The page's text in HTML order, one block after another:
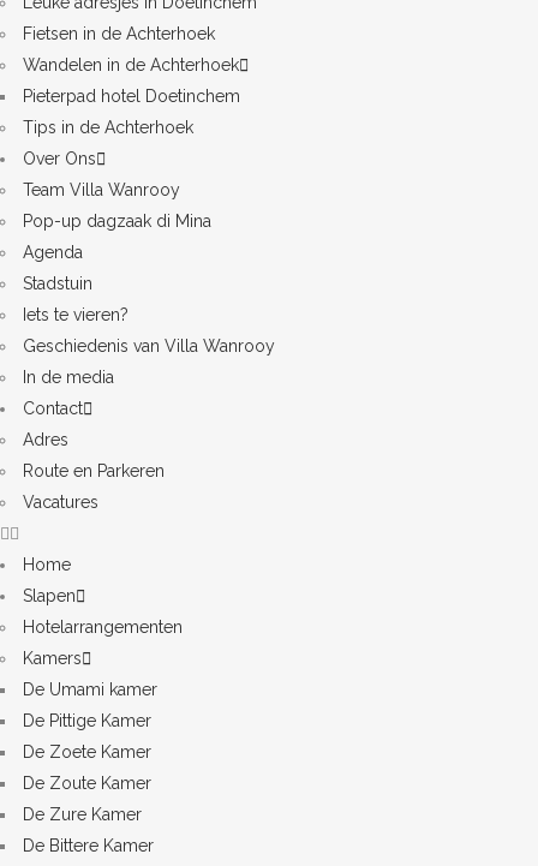
Fietsen in de Achterhoek
Wandelen in de Achterhoek
Pieterpad hotel Doetinchem
Tips in de Achterhoek
Over Ons
Team Villa Wanrooy
Pop-up dagzaak di Mina
Agenda
Stadstuin
Iets te vieren?
Geschiedenis van Villa Wanrooy
In de media
Contact
Adres
Route en Parkeren
Vacatures
Home
Slapen
Hotelarrangementen
Kamers
De Umami kamer
De Pittige Kamer
De Zoete Kamer
De Zoute Kamer
De Zure Kamer
De Bittere Kamer